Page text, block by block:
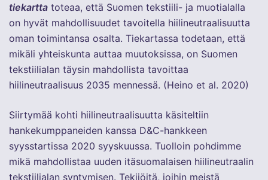
tiekartta toteaa, että Suomen tekstiili- ja muotialalla
on hyvät mahdollisuudet tavoitella hiilineutraalisuutta
oman toimintansa osalta. Tiekartassa todetaan, että
mikäli yhteiskunta auttaa muutoksissa, on Suomen
tekstiilialan täysin mahdollista tavoittaa
hiilineutraalisuus 2035 mennessä. (Heino et al. 2020)
Siirtymää kohti hiilineutraalisuutta käsiteltiin
hankekumppaneiden kanssa D&C-hankkeen
syysstartissa 2020 syyskuussa. Tuolloin pohdimme
mikä mahdollistaa uuden itäsuomalaisen hiilineutraalin
tekstiilialan syntymisen. Tekijöitä, joihin meistä